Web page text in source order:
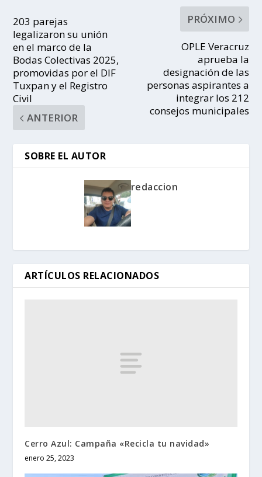
203 parejas
legalizaron su unión
en el marco de la
Bodas Colectivas 2025,
promovidas por el DIF
Tuxpan y el Registro
Civil
ANTERIOR
PRÓXIMO
OPLE Veracruz
aprueba la
designación de las
personas aspirantes a
integrar los 212
consejos municipales
SOBRE EL AUTOR
redaccion
ARTÍCULOS RELACIONADOS
Cerro Azul: Campaña «Recicla tu navidad»
enero 25, 2023